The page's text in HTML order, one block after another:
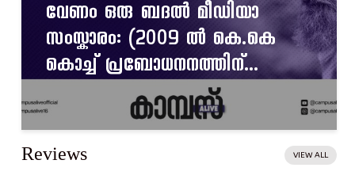
വേണം ഒരു ബദൽ മീഡിയാ
സംസ്കാരം: (2009 ൽ കെ.കെ
കൊച്ച് പ്രബോധനനത്തിന്...
Reviews VIEW ALL